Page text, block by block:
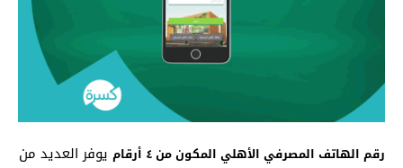
رقم الهاتف المصرفي الأهلي المكون من ٤ أرقام
يوفر العديد من